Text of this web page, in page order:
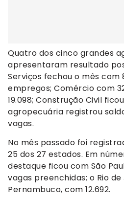
Quatro dos cinco grandes
apresentaram resultado
Serviços fechou o mês com
empregos; Comércio com
19.098; Construção Civil
agropecuária registrou
vagas.
No mês passado foi
25 dos 27 estados. Em
destaque ficou com São
vagas preenchidas; o Rio de
Pernambuco, com 12.692.